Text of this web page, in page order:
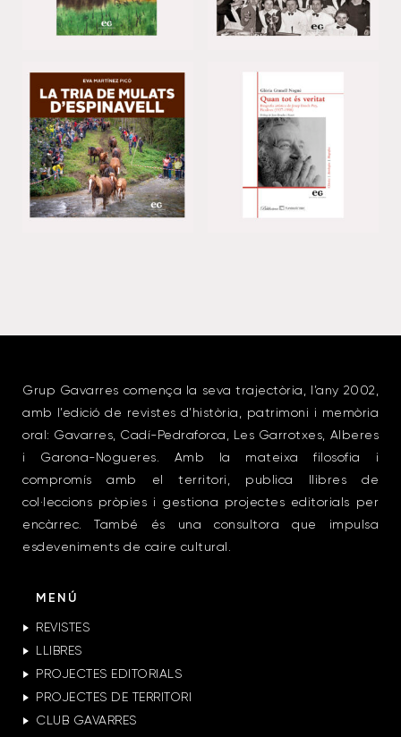
Grup Gavarres comença la seva trajectòria, l’any 2002,
amb l’edició de revistes d’història, patrimoni i memòria
oral: Gavarres, Cadí-Pedraforca, Les Garrotxes, Alberes
i Garona-Nogueres. Amb la mateixa filosofia i
compromís amb el territori, publica llibres de
col·leccions pròpies i gestiona projectes editorials per
encàrrec. També és una consultora que impulsa
esdeveniments de caire cultural.
MENÚ
REVISTES
LLIBRES
PROJECTES EDITORIALS
PROJECTES DE TERRITORI
CLUB GAVARRES